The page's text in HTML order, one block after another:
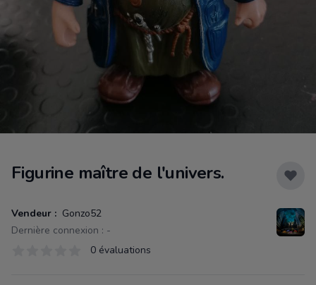
Figurine maître de l'univers.
Vendeur : Gonzo52
Dernière connexion : -
0 évaluations